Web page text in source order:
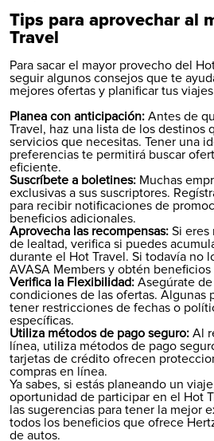
Tips para aprovechar al
Travel
Para sacar el mayor provecho del
seguir algunos consejos que te
mejores ofertas y planificar tus
Planea con anticipación: Antes de
Travel, haz una lista de los destinos
servicios que necesitas. Tener una
preferencias te permitirá buscar
eficiente.
Suscríbete a boletines: Muchas
exclusivas a sus suscriptores.
para recibir notificaciones de
beneficios adicionales.
Aprovecha las recompensas: Si eres
de lealtad, verifica si puedes
durante el Hot Travel. Si todavía no
AVASA Members y obtén beneficios
Verifica la Flexibilidad: Asegúrate
condiciones de las ofertas. Algunas
tener restricciones de fechas o
específicas.
Utiliza métodos de pago seguro: Al
línea, utiliza métodos de pago
tarjetas de crédito ofrecen
compras en línea.
Ya sabes, si estás planeando un
oportunidad de participar en el Hot
las sugerencias para tener la mejor
todos los beneficios que ofrece
de autos.